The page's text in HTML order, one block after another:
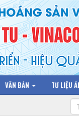
VĂN BẢN TƯ LIỆU